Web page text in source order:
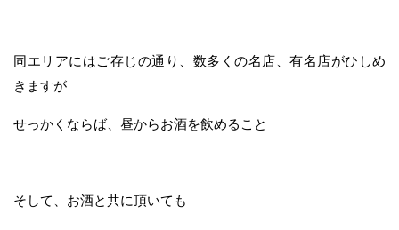
同エリアにはご存じの通り、数多くの名店、有名店がひしめ
きますが
せっかくならば、昼からお酒を飲めること
そして、お酒と共に頂いても